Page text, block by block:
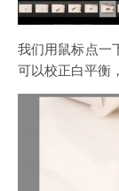
我们用鼠标点一
可以校正白平衡